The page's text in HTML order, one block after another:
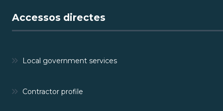
Accessos directes
Local government services
Contractor profile